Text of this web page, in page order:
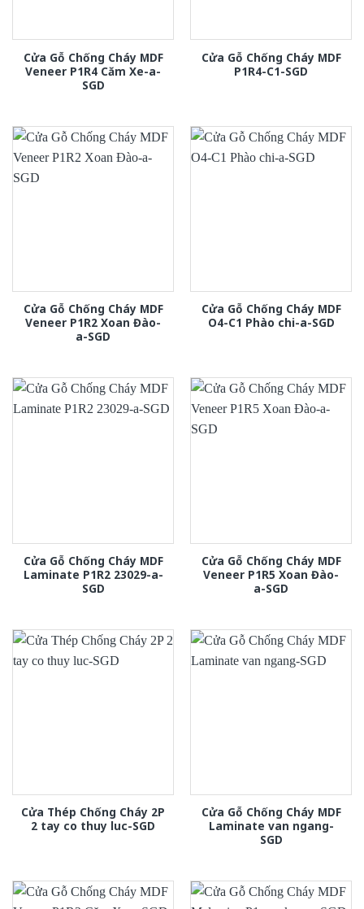
Cửa Gỗ Chống Cháy MDF
Veneer P1R4 Căm Xe-a-
SGD
Cửa Gỗ Chống Cháy MDF
P1R4-C1-SGD
Cửa Gỗ Chống Cháy MDF
Veneer P1R2 Xoan Đào-
a-SGD
Cửa Gỗ Chống Cháy MDF
O4-C1 Phào chi-a-SGD
Cửa Gỗ Chống Cháy MDF
Laminate P1R2 23029-a-
SGD
Cửa Gỗ Chống Cháy MDF
Veneer P1R5 Xoan Đào-
a-SGD
Cửa Thép Chống Cháy 2P
2 tay co thuy luc-SGD
Cửa Gỗ Chống Cháy MDF
Laminate van ngang-
SGD